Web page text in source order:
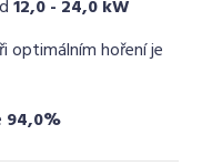
12,0 - 24,0 kW
optimálním hoření je
94,0%